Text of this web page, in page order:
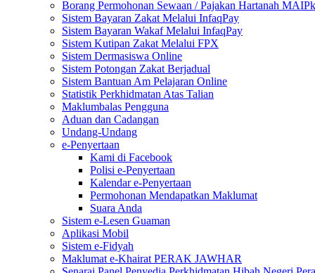
Borang Permohonan Sewaan / Pajakan Hartanah MAIPk
Sistem Bayaran Zakat Melalui InfaqPay
Sistem Bayaran Wakaf Melalui InfaqPay
Sistem Kutipan Zakat Melalui FPX
Sistem Dermasiswa Online
Sistem Potongan Zakat Berjadual
Sistem Bantuan Am Pelajaran Online
Statistik Perkhidmatan Atas Talian
Maklumbalas Pengguna
Aduan dan Cadangan
Undang-Undang
e-Penyertaan
Kami di Facebook
Polisi e-Penyertaan
Kalendar e-Penyertaan
Permohonan Mendapatkan Maklumat
Suara Anda
Sistem e-Lesen Guaman
Aplikasi Mobil
Sistem e-Fidyah
Maklumat e-Khairat PERAK JAWHAR